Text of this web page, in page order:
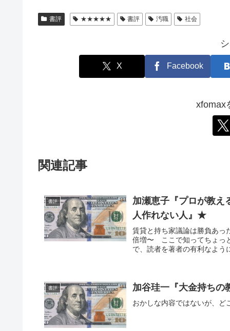
書評 ★★★★★ 書評 汚職 社会
X Facebook
xfomax
関連記事
書評
加瀬恵子『プロが教
人作れない人』★
賃貸と持ち家議論は勝負あっ
倍増〜 ここで知ってちょっ
で、読者を著者の有利なよう
書評 加谷珪一『大金持ち
おかしな内容ではないが、ど